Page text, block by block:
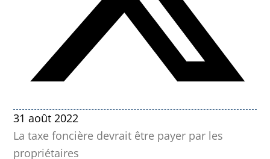
31 août 2022
La taxe foncière devrait être payer par les
propriétaires